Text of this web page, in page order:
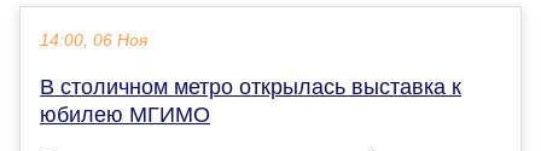
14:00, 06 Ноя
В столичном метро открылась выставка к
юбилею МГИМО